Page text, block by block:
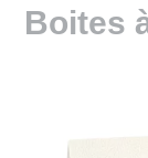
Boites